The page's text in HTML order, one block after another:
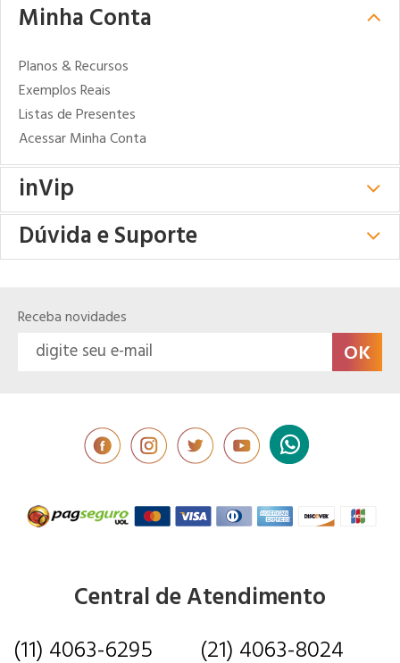
Minha Conta
Planos & Recursos
Exemplos Reais
Listas de Presentes
Acessar Minha Conta
inVip
Dúvida e Suporte
Receba novidades
Central de Atendimento
(11) 4063-6295
(21) 4063-8024